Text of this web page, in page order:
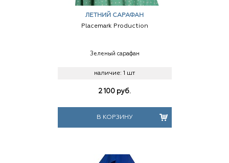
ЛЕТНИЙ САРАФАН
Placemark Production
Зеленый сарафан
наличие: 1 шт
2 100 руб.
В КОРЗИНУ